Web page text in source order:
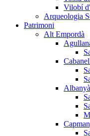
Vilobí
Arqueologia
Patrimoni
Alt Empordà
Albanyà